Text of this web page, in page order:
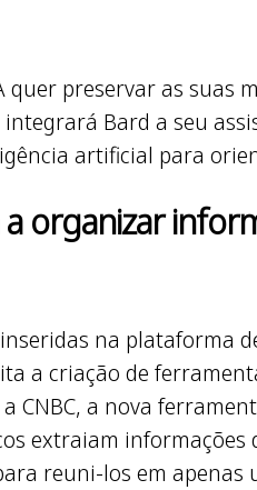
quer preservar as suas
integrará Bard a seu
artificial para
organizar
na plataforma
a criação de
CNBC, a nova
extraiam informações
reuni-los em apenas